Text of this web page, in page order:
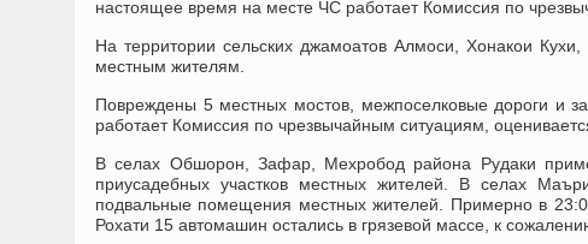
настоящее время на месте ЧС работает Комиссия по
На территории сельских джамоатов Алмоси, Хонакои
местным жителям.
Повреждены 5 местных мостов, межпоселковые дороги и
работает Комиссия по чрезвычайным ситуациям,
В селах Обшорон, Зафар, Мехробод района Рудаки
приусадебных участков местных жителей. В селах
подвальные помещения местных жителей. Примерно в
Рохати 15 автомашин остались в грязевой массе, к